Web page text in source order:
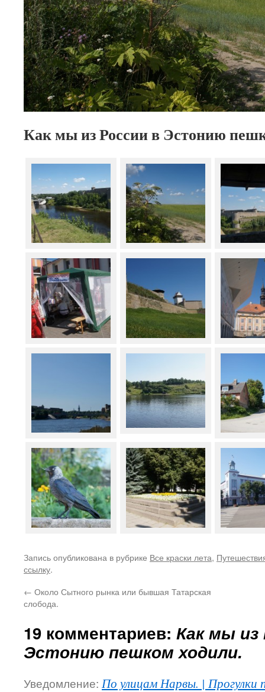
Как мы из России в Эстонию
Запись опубликована в рубрике Все краски лета,
ссылку.
← Около Сытного рынка или бывшая Татарская
слобода.
19 комментариев: Как мы из
Эстонию пешком ходили.
Уведомление: По улицам Нарвы. | Прогулки